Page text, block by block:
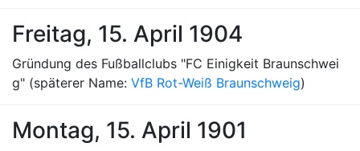
Freitag, 15. April 1904
Gründung des Fußballclubs "FC Einigkeit Braunschwei
g" (späterer Name: VfB Rot-Weiß Braunschweig)
Montag, 15. April 1901